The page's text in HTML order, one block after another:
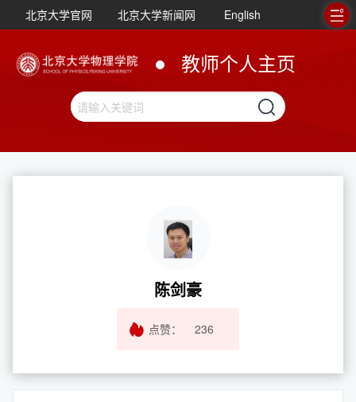
北京大学官网 北京大学新闻网 English
教师个人主页
陈剑豪
点赞： 236